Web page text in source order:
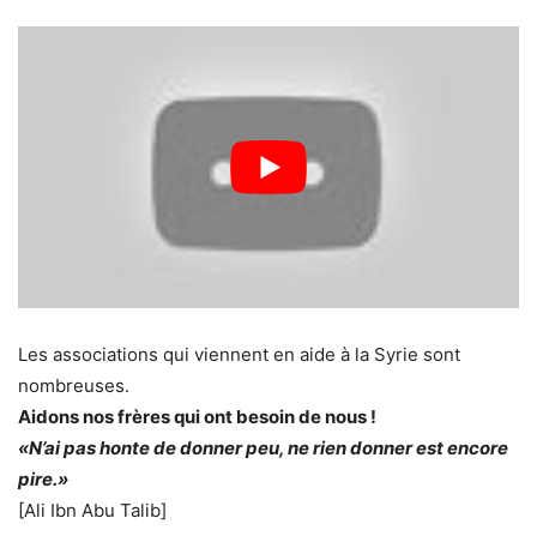
Les associations qui viennent en aide à la Syrie sont
nombreuses.
Aidons nos frères qui ont besoin de nous !
«N’ai pas honte de donner peu, ne rien donner est encore
pire.»
[Ali Ibn Abu Talib]